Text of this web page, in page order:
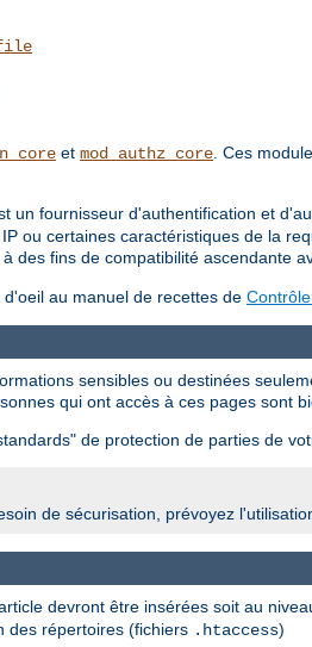
et mod_authz_core . Ces
un fournisseur d'authentification et
ou certaines caractéristiques de la
des fins de compatibilité ascendante
au manuel de recettes de
sensibles ou destinées
qui ont accès à ces pages sont
de protection de parties de
de sécurisation, prévoyez
devront être insérées soit au
des répertoires (fichiers .htaccess)